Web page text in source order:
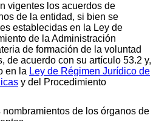
vigentes los acuerdos de
de la entidad, si bien se
establecidas en la Ley de
de la Administración
de formación de la voluntad
de acuerdo con su artículo 53.2 y,
en la Ley de Régimen Jurídico de
y del Procedimiento
de los órganos de